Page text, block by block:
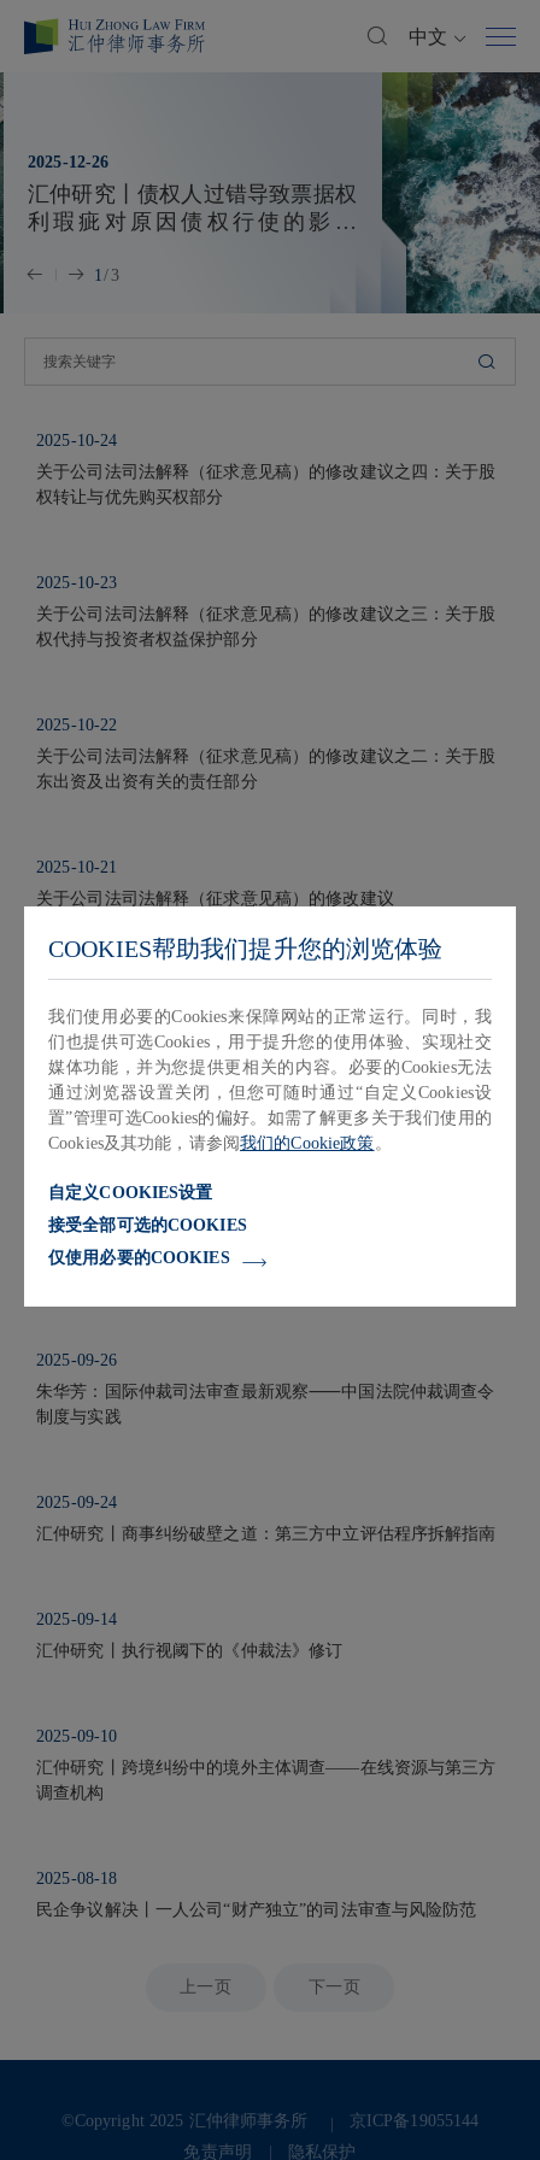
中文
2025-12-26
汇仲研究丨债权人过错导致票据权
利瑕疵对原因债权行使的影响
1 /3
2025-10-24
关于公司法司法解释（征求意见稿）的修改建议之四：关于股
权转让与优先购买权部分
2025-10-23
关于公司法司法解释（征求意见稿）的修改建议之三：关于股
权代持与投资者权益保护部分
2025-10-22
关于公司法司法解释（征求意见稿）的修改建议之二：关于股
东出资及出资有关的责任部分
2025-10-21
关于公司法司法解释（征求意见稿）的修改建议
2025-10-21
关于公司法司法解释（征求意见稿）的修改建议之一：关于一
般规定部分
2025-10-15
2025-10-01
2025-09-26
朱华芳：国际仲裁司法审查最新观察⸺中国法院仲裁调查令
制度与实践
2025-09-24
汇仲研究丨商事纠纷破壁之道：第三方中立评估程序拆解指南
2025-09-14
汇仲研究丨执行视阈下的《仲裁法》修订
2025-09-10
汇仲研究丨跨境纠纷中的境外主体调查——在线资源与第三方
调查机构
2025-08-18
民企争议解决丨一人公司“财产独立”的司法审查与风险防范
上一页 下一页
©Copyright 2025 汇仲律师事务所
京ICP备19055144
免责声明
隐私保护
COOKIES帮助我们提升您的浏览体验
我们使用必要的Cookies来保障网站的正常运行。同时，我
们也提供可选Cookies，用于提升您的使用体验、实现社交
媒体功能，并为您提供更相关的内容。必要的Cookies无法
通过浏览器设置关闭，但您可随时通过“自定义Cookies设
置”管理可选Cookies的偏好。如需了解更多关于我们使用的
Cookies及其功能，请参阅我们的Cookie政策。
自定义COOKIES设置
接受全部可选的COOKIES
仅使用必要的COOKIES